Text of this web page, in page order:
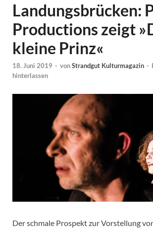
Landungsbrücken:
Productions zeigt
kleine Prinz«
18. Juni 2019 - vonStrandgut Kulturmagazin -
hinterlassen
Der schmale Prospekt zur Vorstellung